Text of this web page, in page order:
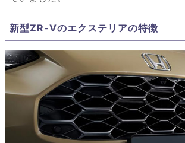
新型ZR-Vのエクステリアの特徴